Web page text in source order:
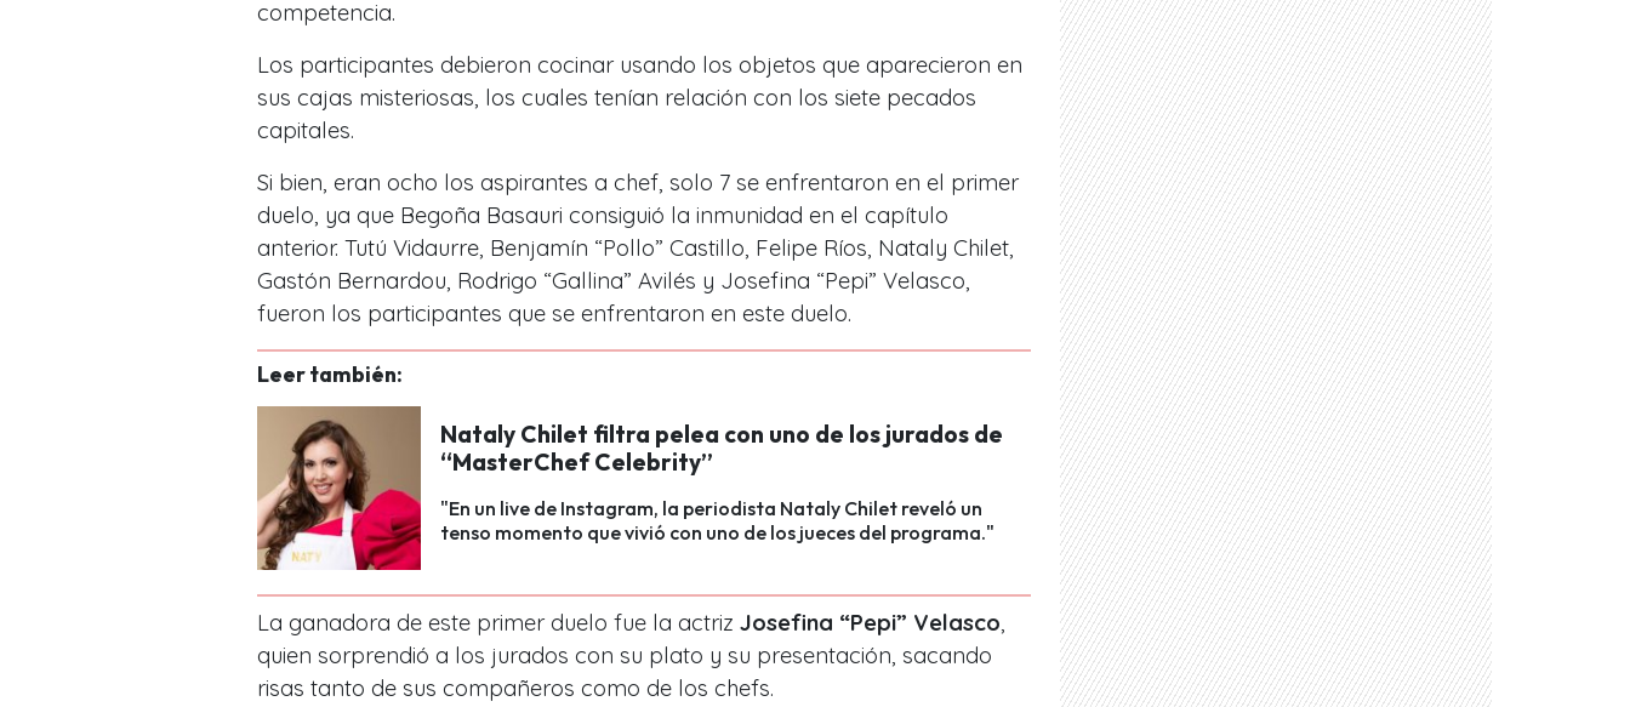
competencia.
Los participantes debieron cocinar usando los objetos que aparecieron en
sus cajas misteriosas, los cuales tenían relación con los siete pecados
capitales.
Si bien, eran ocho los aspirantes a chef, solo 7 se enfrentaron en el primer
duelo, ya que Begoña Basauri consiguió la inmunidad en el capítulo
anterior. Tutú Vidaurre, Benjamín “Pollo” Castillo, Felipe Ríos, Nataly Chilet,
Gastón Bernardou, Rodrigo “Gallina” Avilés y Josefina “Pepi” Velasco,
fueron los participantes que se enfrentaron en este duelo.
Leer también:
Nataly Chilet filtra pelea con uno de los jurados de
“MasterChef Celebrity”
"En un live de Instagram, la periodista Nataly Chilet reveló un
tenso momento que vivió con uno de los jueces del programa."
La ganadora de este primer duelo fue la actriz Josefina “Pepi” Velasco
quien sorprendió a los jurados con su plato y su presentación, sacando
risas tanto de sus compañeros como de los chefs.